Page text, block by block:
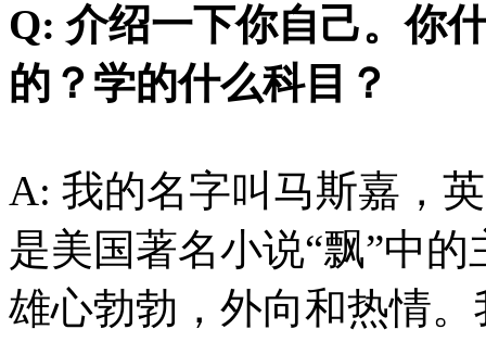
Q: 介绍一下你自己。你
的？学的什么科目？
A: 我的名字叫马斯嘉，
是美国著名小说“飘”中
雄心勃勃，外向和热情